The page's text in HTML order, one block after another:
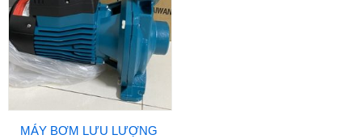
MÁY BƠM LƯU LƯỢNG